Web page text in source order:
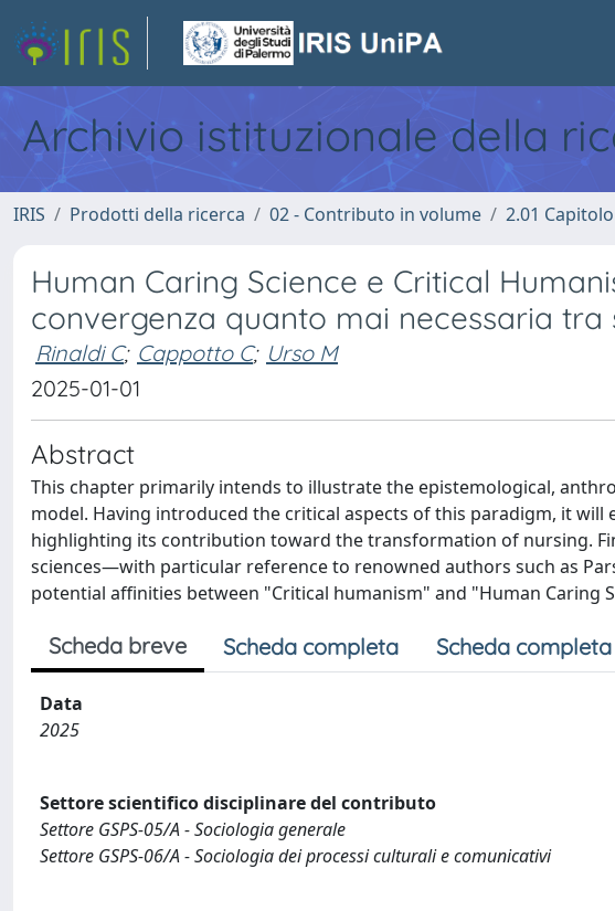
Archivio istituzionale della
IRIS Prodotti della ricerca 02 - Contributo in volume 2.01
Human Caring Science e Critical
convergenza quanto mai necessaria tra
Rinaldi C; Cappotto C; Urso M
2025-01-01
Abstract
This chapter primarily intends to illustrate the epistemological,
model. Having introduced the critical aspects of this paradigm, it
highlighting its contribution toward the transformation of nursing.
sciences—with particular reference to renowned authors such as
potential affinities between "Critical humanism" and "Human Caring
Scheda breve Scheda completa Scheda completa
Data
2025
Settore scientifico disciplinare del contributo
Settore GSPS-05/A - Sociologia generale
Settore GSPS-06/A - Sociologia dei processi culturali e comunicativi